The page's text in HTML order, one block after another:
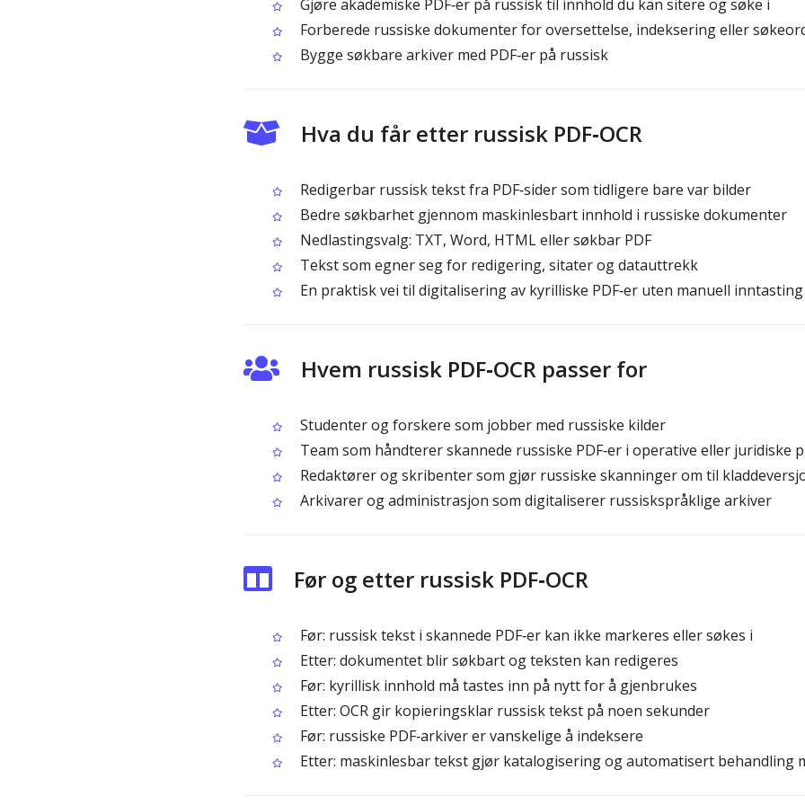
Gjøre akademiske PDF‑er på russisk til innhold du kan sitere og søke i
Forberede russiske dokumenter for oversettelse, indeksering eller
Bygge søkbare arkiver med PDF‑er på russisk
Hva du får etter russisk PDF‑OCR
Redigerbar russisk tekst fra PDF‑sider som tidligere bare var bilder
Bedre søkbarhet gjennom maskinlesbart innhold i russiske dokumenter
Nedlastingsvalg: TXT, Word, HTML eller søkbar PDF
Tekst som egner seg for redigering, sitater og datauttrekk
En praktisk vei til digitalisering av kyrilliske PDF‑er uten manuell inntasting
Hvem russisk PDF‑OCR passer for
Studenter og forskere som jobber med russiske kilder
Team som håndterer skannede russiske PDF‑er i operative eller juridiske
Redaktører og skribenter som gjør russiske skanninger om til
Arkivarer og administrasjon som digitaliserer russiskspråklige arkiver
Før og etter russisk PDF‑OCR
Før: russisk tekst i skannede PDF‑er kan ikke markeres eller søkes i
Etter: dokumentet blir søkbart og teksten kan redigeres
Før: kyrillisk innhold må tastes inn på nytt for å gjenbrukes
Etter: OCR gir kopieringsklar russisk tekst på noen sekunder
Før: russiske PDF‑arkiver er vanskelige å indeksere
Etter: maskinlesbar tekst gjør katalogisering og automatisert behandling